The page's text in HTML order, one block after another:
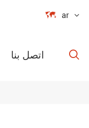
 ar
اتصل بنا 